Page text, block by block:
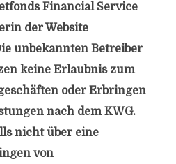
Financial Service
der Website
unbekannten Betreiber
keine Erlaubnis zum
oder Erbringen
nach dem KWG.
nicht über eine
von